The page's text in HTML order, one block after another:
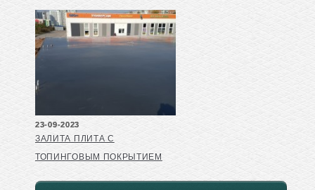
23-09-2023
ЗАЛИТА ПЛИТА С
ТОПИНГОВЫМ ПОКРЫТИЕМ